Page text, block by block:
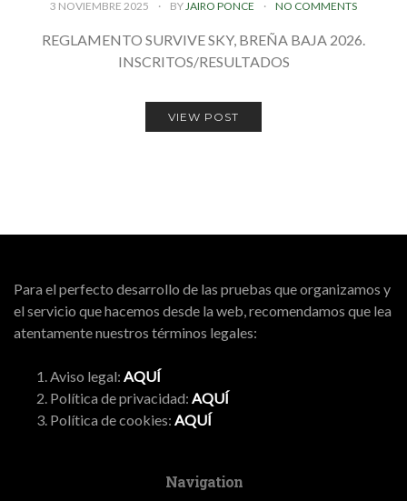
3 NOVIEMBRE 2025 BY JAIRO PONCE NO COMMENTS
REGLAMENTO SURVIVE SKY, BREÑA BAJA 2026.
INSCRITOS/RESULTADOS
VIEW POST
Para el perfecto desarrollo de las pruebas que organizamos y
el servicio que hacemos desde la web, recomendamos que lea
atentamente nuestros términos legales:
Aviso legal: AQUÍ
Política de privacidad: AQUÍ
Política de cookies: AQUÍ
Navigation